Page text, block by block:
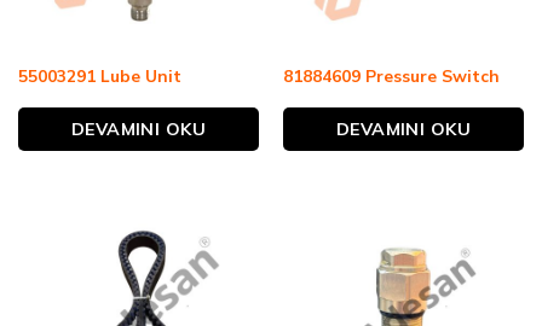
55003291 Lube Unit
DEVAMINI OKU
81884609 Pressure Switch
DEVAMINI OKU